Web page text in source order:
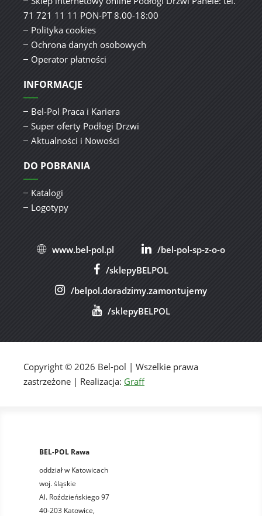
71 721 11 11 PON-PT 8.00-18:00
Polityka cookies
Ochrona danych osobowych
Operator płatności
INFORMACJE
Bel-Pol Praca i Kariera
Super oferty Podłogi Drzwi
Aktualności i Nowości
DO POBRANIA
Katalogi
Logotypy
www.bel-pol.pl
/bel-pol-sp-z-o-o
/sklepyBELPOL
/belpol.doradzimy.zamontujemy
/sklepyBELPOL
Copyright © 2026 Bel-pol | Wszelkie prawa
zastrzeżone | Realizacja: Graff
BEL-POL Rawa
oddział w Katowicach
woj. śląskie
Al. Roździeńskiego 97
40-203 Katowice,